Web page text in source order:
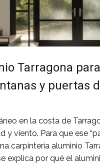
Tarragona
y puertas
en la costa de
y viento. Para que ese
carpintería aluminio
explica por qué el